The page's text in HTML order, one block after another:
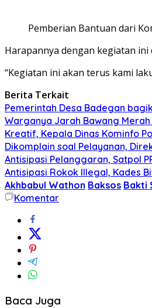
Pemberian Bantuan dari
Harapannya dengan kegiatan
“Kegiatan ini akan terus kami
Berita Terkait
Pemerintah Desa Badegan
Warganya Jarah Bawang
Kreatif, Kepala Dinas Kominfo
Dikomplain soal Pelayanan,
Antisipasi Pelanggaran, Satpol
Antisipasi Rokok Illegal, Kades
Akhbabul Wathon Baksos Bakti
Komentar
Baca Juga